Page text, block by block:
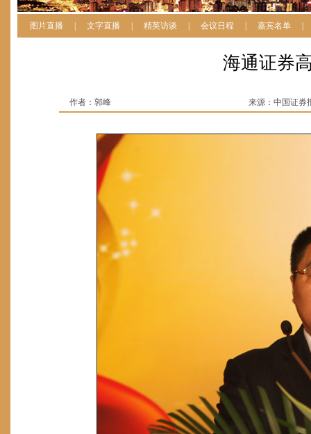
图片直播 文字直播 精英访谈 会议日程 嘉宾名单
海通证券
作者：郭峰 来源：中国证券